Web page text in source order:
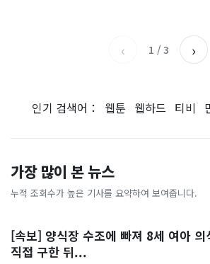
‹ 1 / 3 ›
인기 검색어： 웹툰 웹하드 티비
가장 많이 본 뉴스
누적 조회수가 높은 기사를 요약하여 보여줍니다.
[속보] 양식장 수조에 빠져 8세 여아
직접 구한 뒤...